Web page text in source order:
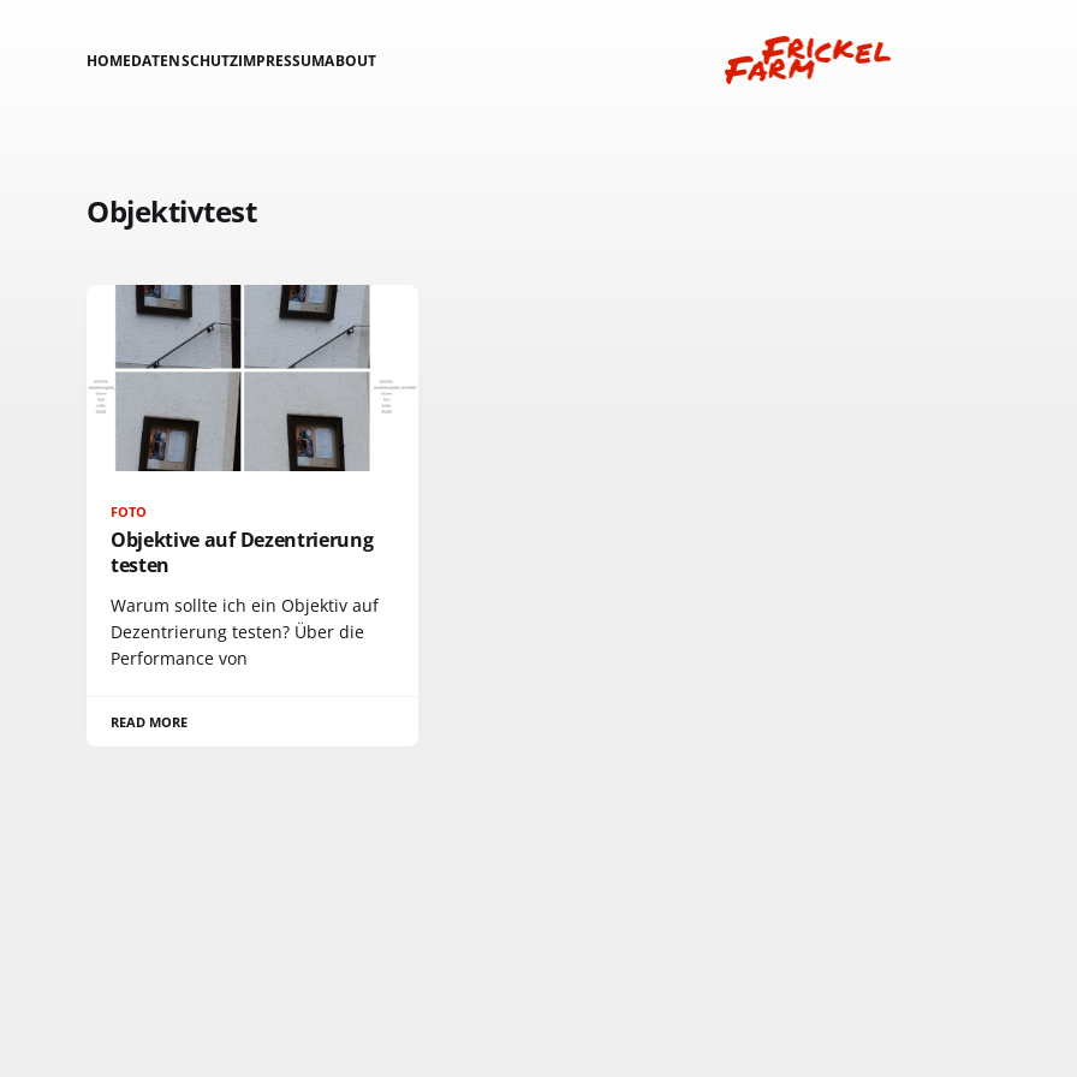
HOMEDATENSCHUTZIMPRESSUMABOUT
Objektivtest
FOTO
Objektive auf Dezentrierung
testen
Warum sollte ich ein Objektiv auf
Dezentrierung testen? Über die
Performance von
READ MORE